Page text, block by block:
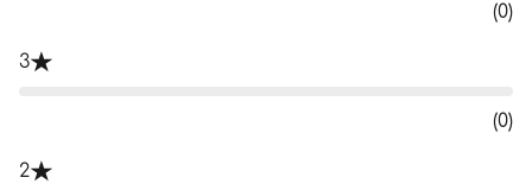
(0)
3
(0)
2